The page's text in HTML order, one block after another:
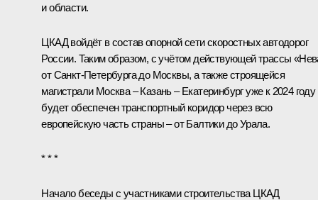
и области.
ЦКАД войдёт в состав опорной сети скоростных автодорог
России. Таким образом, с учётом действующей трассы
от Санкт-Петербурга до Москвы, а также строящейся
магистрали Москва – Казань – Екатеринбург уже к 2024 году
будет обеспечен транспортный коридор через всю
европейскую часть страны – от Балтики до Урала.
* * *
Начало беседы с участниками строительства ЦКАД